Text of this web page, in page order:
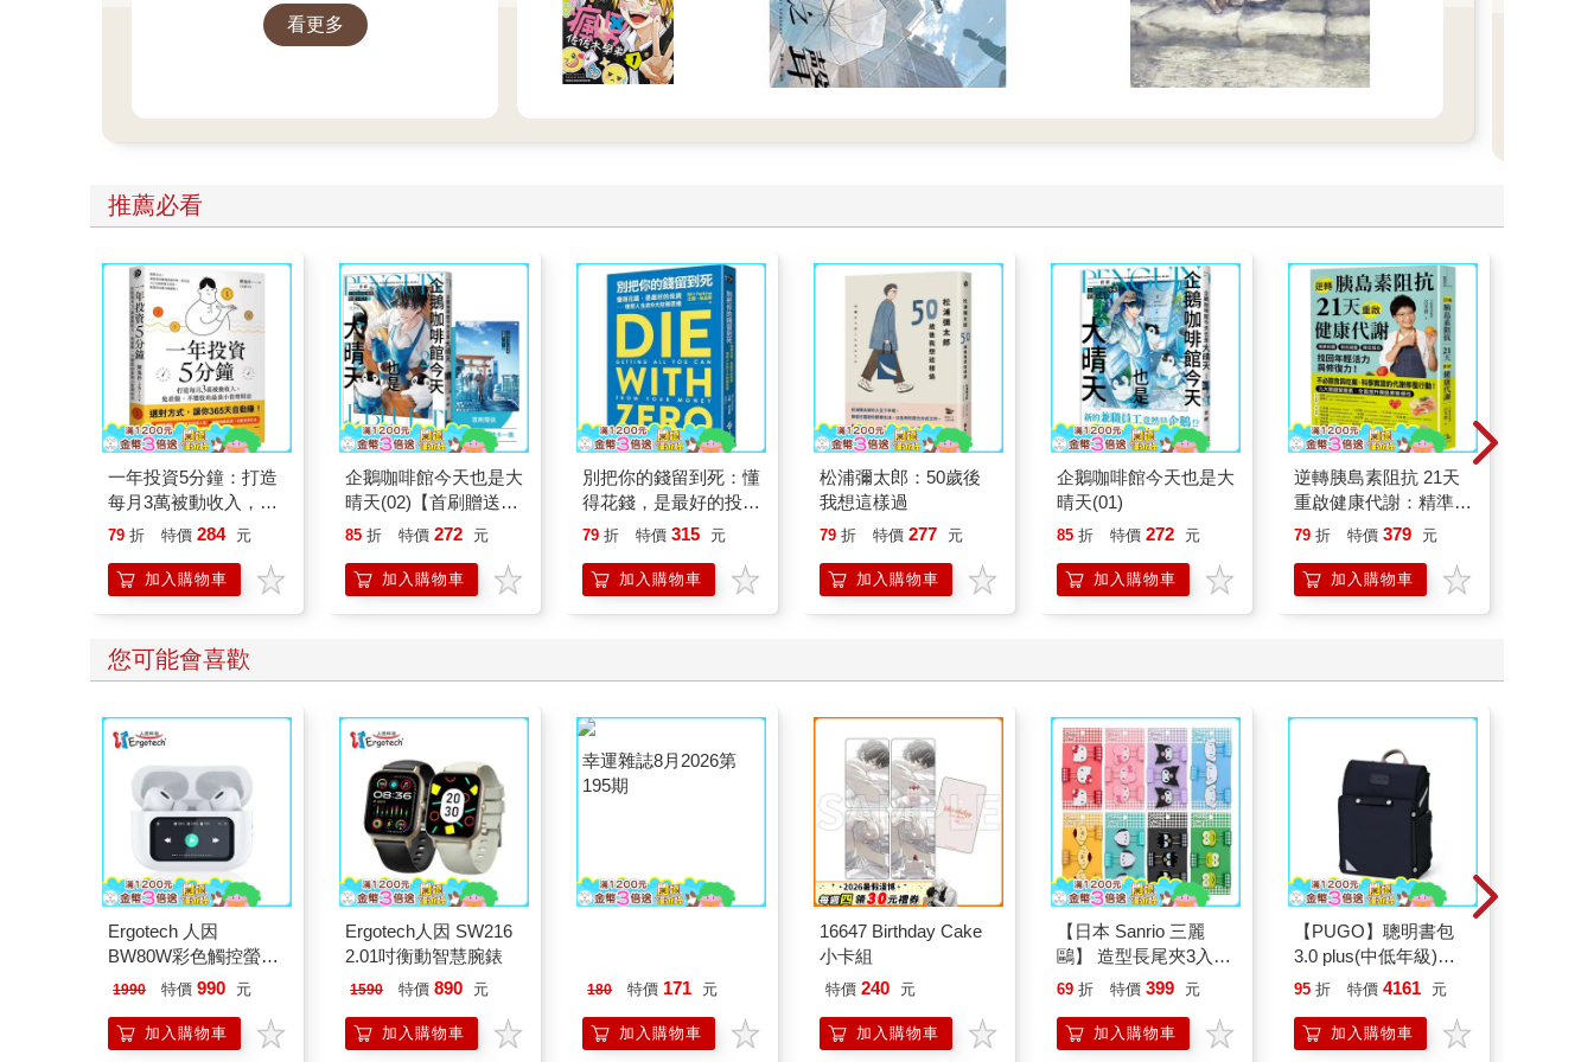
看更多
推薦必看
一年投資5分鐘：打造
每月3萬被動收入，免
看盤、不選股的最強小
79 折 特價 284 元
加入購物車
企鵝咖啡館今天也是大
晴天(02)【首刷贈送
「謹賀新年」收藏卡】
85 折 特價 272 元
加入購物車
別把你的錢留到死：懂
得花錢，是最好的投資
—理想人生的9大財務
79 折 特價 315 元
加入購物車
松浦彌太郎：50歲後
我想這樣過
79 折 特價 277 元
加入購物車
企鵝咖啡館今天也是大
晴天(01)
85 折 特價 272 元
加入購物車
逆轉胰島素阻抗 21天
重啟健康代謝：精準控
糖、有效減重、降低發
復力！
79 折 特價 379 元
加入購物車
您可能會喜歡
Ergotech 人因
BW80W彩色觸控螢幕
ANC降噪藍牙耳機
1990 特價 990 元
加入購物車
Ergotech人因 SW216
2.01吋衡動智慧腕錶
1590 特價 890 元
加入購物車
幸運雜誌8月2026第
195期
180 特價 171 元
加入購物車
16647 Birthday Cake
小卡組
特價 240 元
加入購物車
【日本 Sanrio 三麗
鷗】 造型長尾夾3入組
(8款可選) 凱蒂貓 Hello
企鵝
69 折 特價 399 元
加入購物車
【PUGO】聰明書包
3.0 plus(中低年級)酷
黑 全新進化玩美上市
95 折 特價 4161 元
加入購物車